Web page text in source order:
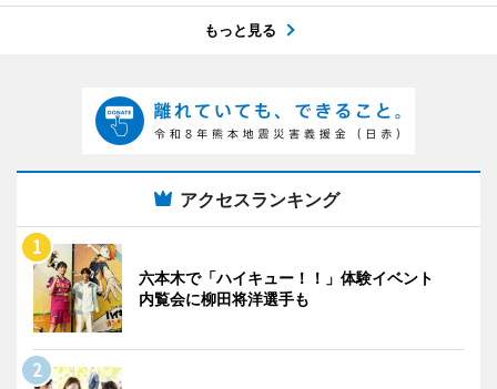
もっと見る
アクセスランキング
六本木で「ハイキュー！！」体験イベント
内覧会に柳田将洋選手も